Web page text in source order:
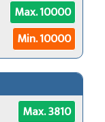
Max. 10000
Min. 10000
Max. 3810